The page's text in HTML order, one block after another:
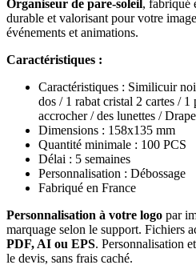
Organiseur de pare-soleil, fabriqué
durable et valorisant pour votre
événements et animations.
Caractéristiques :
Caractéristiques : Similicuir
dos / 1 rabat cristal 2 cartes / 1
accrocher / des lunettes /
Dimensions : 158x135 mm
Quantité minimale : 100 PCS
Délai : 5 semaines
Personnalisation : Débossage
Fabriqué en France
Personnalisation à votre logo par
marquage selon le support. Fichiers
PDF, AI ou EPS. Personnalisation
le devis, sans frais caché.